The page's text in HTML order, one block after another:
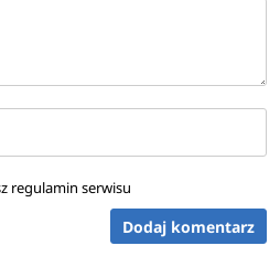
regulamin serwisu
Dodaj komentarz